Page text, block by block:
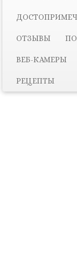
ОТЗЫВЫ
ВЕБ-КАМЕРЫ
РЕЦЕПТЫ